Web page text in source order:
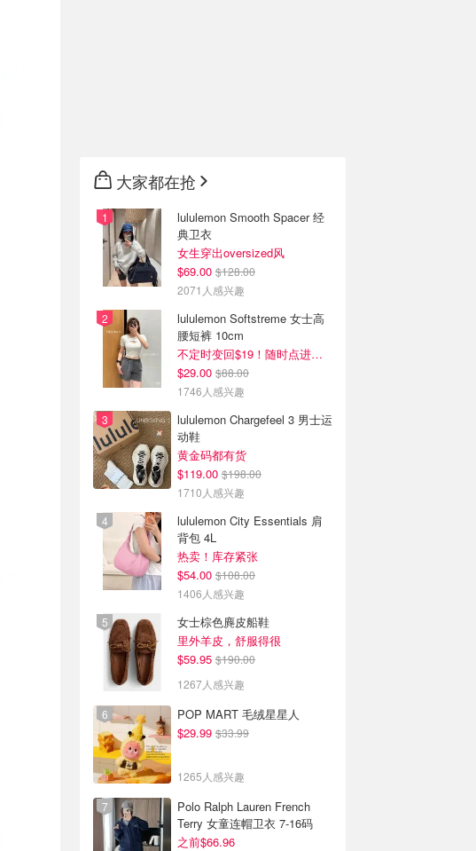
大家都在抢
lululemon Smooth Spacer 经
典卫衣
女生穿出oversized风
$69.00 $128.00
2071人感兴趣
lululemon Softstreme 女士高
腰短裤 10cm
不定时变回$19！随时点进来看
$29.00 $88.00
1746人感兴趣
lululemon Chargefeel 3 男士运
动鞋
黄金码都有货
$119.00 $198.00
1710人感兴趣
lululemon City Essentials 肩
背包 4L
热卖！库存紧张
$54.00 $108.00
1406人感兴趣
女士棕色麂皮船鞋
里外羊皮，舒服得很
$59.95 $190.00
1267人感兴趣
POP MART 毛绒星星人
$29.99 $33.99
1265人感兴趣
Polo Ralph Lauren French
Terry 女童连帽卫衣 7-16码
之前$66.96